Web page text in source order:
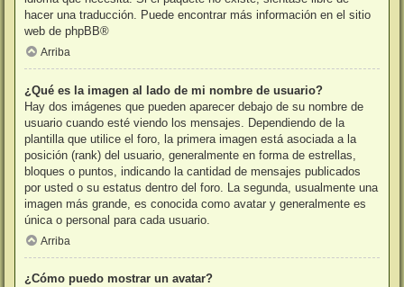
hacer una traducción. Puede encontrar más información en el sitio
web de phpBB®
Arriba
¿Qué es la imagen al lado de mi nombre de usuario?
Hay dos imágenes que pueden aparecer debajo de su nombre de
usuario cuando esté viendo los mensajes. Dependiendo de la
plantilla que utilice el foro, la primera imagen está asociada a la
posición (rank) del usuario, generalmente en forma de estrellas,
bloques o puntos, indicando la cantidad de mensajes publicados
por usted o su estatus dentro del foro. La segunda, usualmente una
imagen más grande, es conocida como avatar y generalmente es
única o personal para cada usuario.
Arriba
¿Cómo puedo mostrar un avatar?